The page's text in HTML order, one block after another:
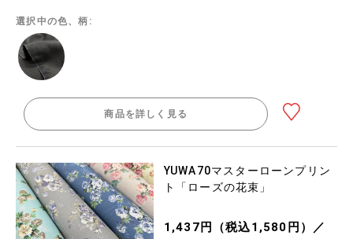
選択中の色、柄:
商品を詳しく見る
YUWA70マスターローンプリン
ト「ローズの花束」
1,437円（税込1,580円）／